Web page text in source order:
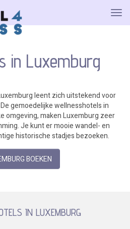
in Luxemburg
leent zich uitstekend voor
gemoedelijke wellnesshotels in
omgeving, maken Luxemburg zeer
Je kunt er mooie wandel- en
historische stadjes bezoeken.
BOEKEN
IN LUXEMBURG